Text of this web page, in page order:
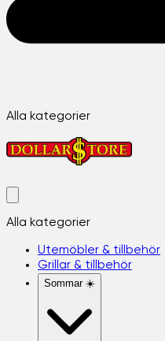
Alla kategorier
Alla kategorier
Utemöbler & tillbehör
Grillar & tillbehör
Sommar ☀️